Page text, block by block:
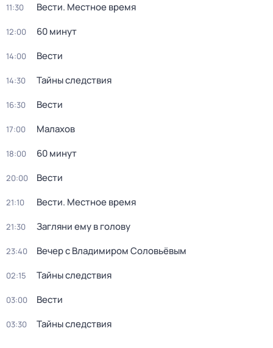
11:30 Вести. Местное время
12:00 60 минут
14:00 Вести
14:30 Тайны следствия
16:30 Вести
17:00 Малахов
18:00 60 минут
20:00 Вести
21:10 Вести. Местное время
21:30 Загляни ему в голову
23:40 Вечер с Владимиром Соловьёвым
02:15 Тайны следствия
03:00 Вести
03:30 Тайны следствия